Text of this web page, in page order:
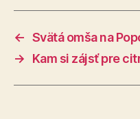
← Svätá omša na
→
Kam si zájsť pre